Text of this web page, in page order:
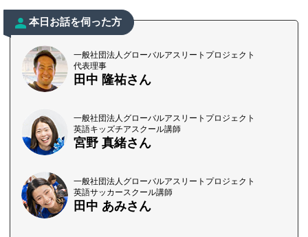
本日お話を伺った方
一般社団法人グローバルアスリートプロジェクト
代表理事
田中 隆祐さん
一般社団法人グローバルアスリートプロジェクト
英語キッズチアスクール講師
宮野 真緒さん
一般社団法人グローバルアスリートプロジェクト
英語サッカースクール講師
田中 あみさん